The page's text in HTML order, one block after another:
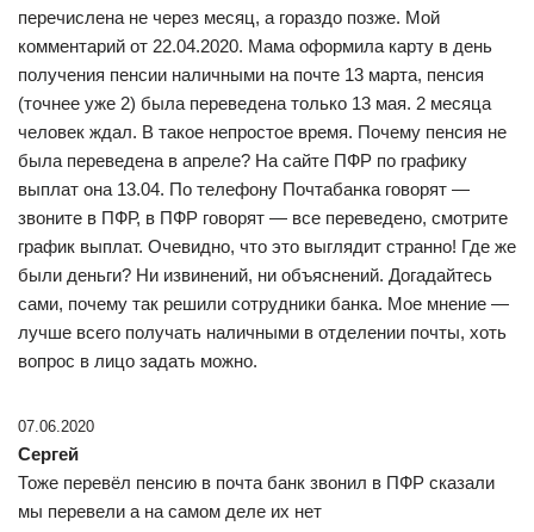
перечислена не через месяц, а гораздо позже. Мой
комментарий от 22.04.2020. Мама оформила карту в день
получения пенсии наличными на почте 13 марта, пенсия
(точнее уже 2) была переведена только 13 мая. 2 месяца
человек ждал. В такое непростое время. Почему пенсия не
была переведена в апреле? На сайте ПФР по графику
выплат она 13.04. По телефону Почтабанка говорят —
звоните в ПФР, в ПФР говорят — все переведено, смотрите
график выплат. Очевидно, что это выглядит странно! Где же
были деньги? Ни извинений, ни объяснений. Догадайтесь
сами, почему так решили сотрудники банка. Мое мнение —
лучше всего получать наличными в отделении почты, хоть
вопрос в лицо задать можно.
07.06.2020
Сергей
Тоже перевёл пенсию в почта банк звонил в ПФР сказали
мы перевели а на самом деле их нет